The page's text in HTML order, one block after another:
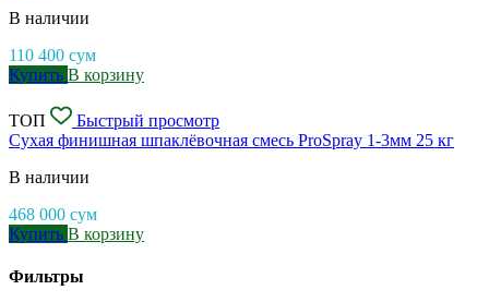
В наличии
110 400 сум
Купить В корзину
ТОП
Быстрый просмотр
Сухая финишная шпаклёвочная смесь ProSpray 1-3мм 25 кг
В наличии
468 000 сум
Купить В корзину
Фильтры